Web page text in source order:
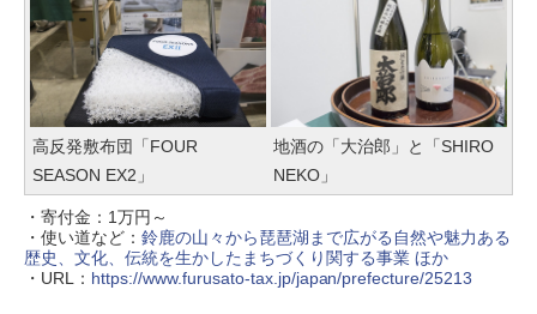
高反発敷布団「FOUR
SEASON EX2」
地酒の「大治郎」と「SHIRO
NEKO」
・寄付金：1万円～
・使い道など： 鈴鹿の山々から琵琶湖まで広がる自然や魅力ある
歴史、文化、伝統を生かしたまちづくり関する事業 ほか
・URL： https://www.furusato-tax.jp/japan/prefecture/25213